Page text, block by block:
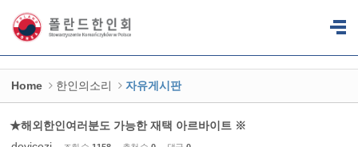
Home 한인의소리 자유게시판
★해외한인여러분도 가능한 재택 아르바이트 ※